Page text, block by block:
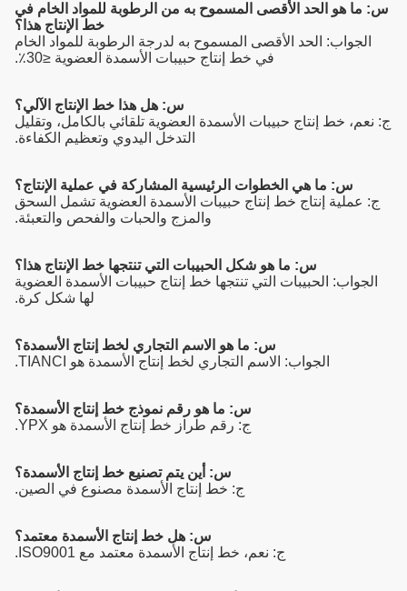
س: ما هو الحد الأقصى المسموح به من الرطوبة للمواد الخام في
خط الإنتاج هذا؟
الجواب: الحد الأقصى المسموح به لدرجة الرطوبة للمواد الخام
في خط إنتاج حبيبات الأسمدة العضوية ≤30٪.
س: هل هذا خط الإنتاج الآلي؟
ج: نعم، خط إنتاج حبيبات الأسمدة العضوية تلقائي بالكامل، وتقليل
التدخل اليدوي وتعظيم الكفاءة.
س: ما هي الخطوات الرئيسية المشاركة في عملية الإنتاج؟
ج: عملية إنتاج خط إنتاج حبيبات الأسمدة العضوية تشمل السحق
والمزج والحبات والفحص والتعبئة.
س: ما هو شكل الحبيبات التي تنتجها خط الإنتاج هذا؟
الجواب: الحبيبات التي تنتجها خط إنتاج حبيبات الأسمدة العضوية
لها شكل كرة.
س: ما هو الاسم التجاري لخط إنتاج الأسمدة؟
الجواب: الاسم التجاري لخط إنتاج الأسمدة هو TIANCI.
س: ما هو رقم نموذج خط إنتاج الأسمدة؟
ج: رقم طراز خط إنتاج الأسمدة هو YPX.
س: أين يتم تصنيع خط إنتاج الأسمدة؟
ج: خط إنتاج الأسمدة مصنوع في الصين.
س: هل خط إنتاج الأسمدة معتمد؟
ج: نعم، خط إنتاج الأسمدة معتمد مع ISO9001.